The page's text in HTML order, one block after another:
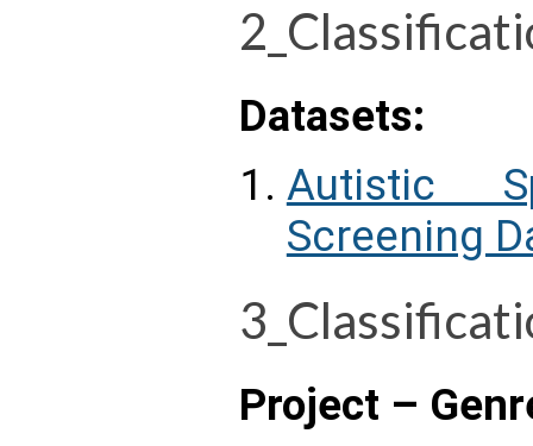
Datasets:
Autistic
Screening
Project –